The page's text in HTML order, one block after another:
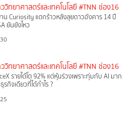
วิทยาศาสตร์และเทคโนโลยี #TNN ช่อง16
น Curiosity แตกร้าวหลังลุยดาวอังคาร 14 ปี
ยันยังไหว
30
วิทยาศาสตร์และเทคโนโลยี #TNN ช่อง16
รายได้โต 92% แต่หุ้นร่วงเพราะทุ่มกับ AI มาก
รกิจเดียวที่ได้กำไร ?
25